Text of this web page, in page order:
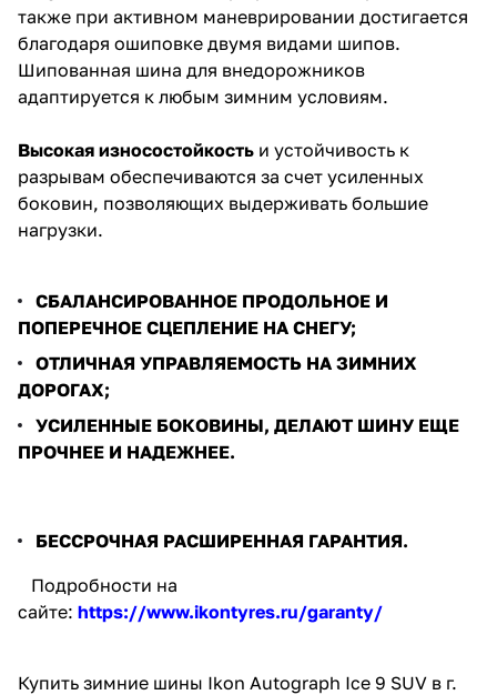
также при активном маневрировании достигается
благодаря ошиповке двумя видами шипов.
Шипованная шина для внедорожников
адаптируется к любым зимним условиям.
Высокая износостойкость и устойчивость к
разрывам обеспечиваются за счет усиленных
боковин, позволяющих выдерживать большие
нагрузки.
СБАЛАНСИРОВАННОЕ ПРОДОЛЬНОЕ И
ПОПЕРЕЧНОЕ СЦЕПЛЕНИЕ НА СНЕГУ;
ОТЛИЧНАЯ УПРАВЛЯЕМОСТЬ НА ЗИМНИХ
ДОРОГАХ;
УСИЛЕННЫЕ БОКОВИНЫ, ДЕЛАЮТ ШИНУ ЕЩЕ
ПРОЧНЕЕ И НАДЕЖНЕЕ.
БЕССРОЧНАЯ РАСШИРЕННАЯ ГАРАНТИЯ.
Подробности на
сайте: https://www.ikontyres.ru/garanty/
Купить зимние шины Ikon Autograph Ice 9 SUV в г.